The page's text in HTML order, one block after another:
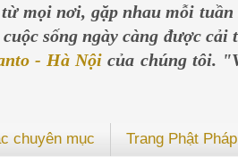
mọi nơi, gặp nhau mỗi
sống ngày càng được
- Hà Nội của chúng tôi.
chuyên mục Trang Phật Pháp